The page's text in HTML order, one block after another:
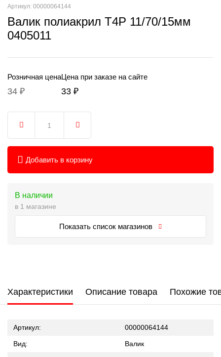
Артикул: 00000064144
Валик полиакрил T4P 11/70/15мм
0405011
Розничная цена
34 ₽
Цена при заказе на сайте
33 ₽
Добавить в корзину
В наличии
в 1 магазине
Показать список магазинов
Характеристики Описание товара Похожие
Артикул: 00000064144
Вид: Валик